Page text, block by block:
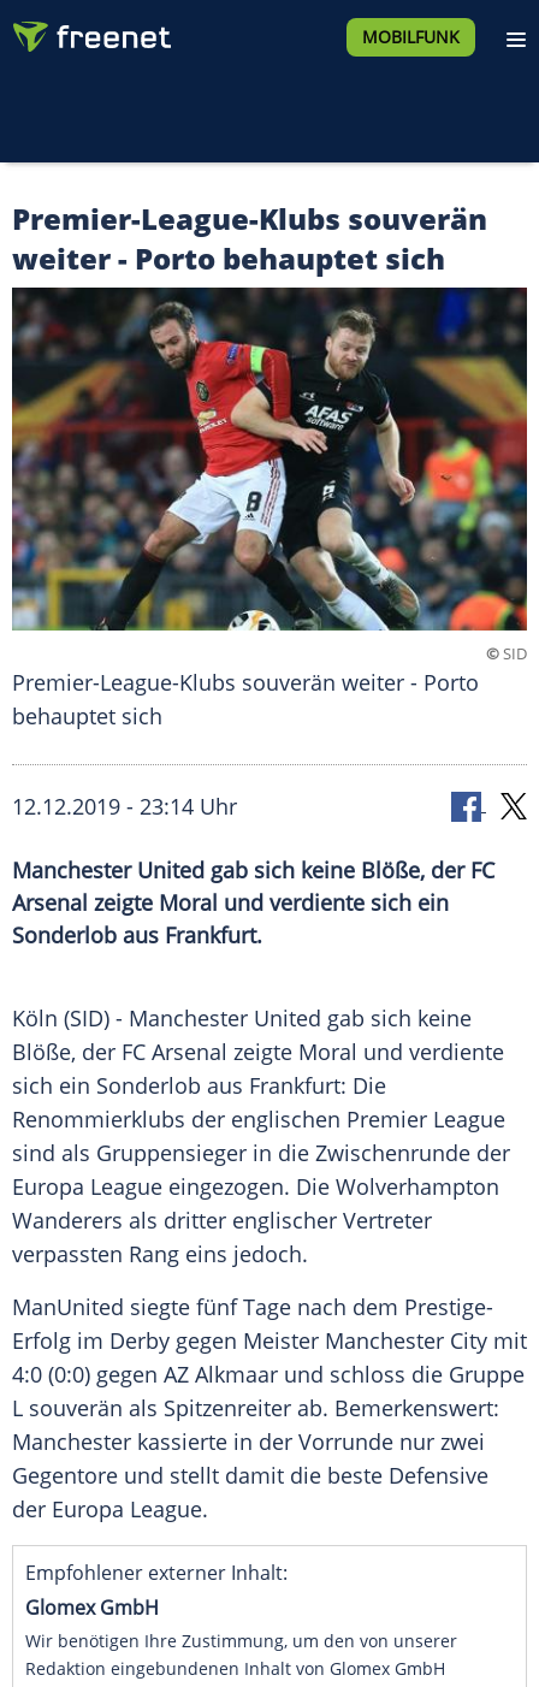
MOBILFUNK
Premier-League-Klubs souverän
weiter - Porto behauptet sich
©SID
Premier-League-Klubs souverän weiter - Porto
behauptet sich
12.12.2019 - 23:14 Uhr
Manchester United gab sich keine Blöße, der FC
Arsenal zeigte Moral und verdiente sich ein
Sonderlob aus Frankfurt.
Köln (SID) - Manchester United gab sich keine
Blöße, der FC Arsenal zeigte Moral und verdiente
sich ein Sonderlob aus Frankfurt: Die
Renommierklubs der englischen Premier League
sind als Gruppensieger in die Zwischenrunde der
Europa League eingezogen. Die Wolverhampton
Wanderers als dritter englischer Vertreter
verpassten Rang eins jedoch.
ManUnited siegte fünf Tage nach dem Prestige-
Erfolg im Derby gegen Meister Manchester City mit
4:0 (0:0) gegen AZ Alkmaar und schloss die Gruppe
L souverän als Spitzenreiter ab. Bemerkenswert:
Manchester kassierte in der Vorrunde nur zwei
Gegentore und stellt damit die beste Defensive
der Europa League.
Empfohlener externer Inhalt:
Glomex GmbH
Wir benötigen Ihre Zustimmung, um den von unserer
Redaktion eingebundenen Inhalt von Glomex GmbH